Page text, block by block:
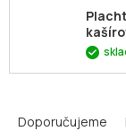
aDoporučujeme